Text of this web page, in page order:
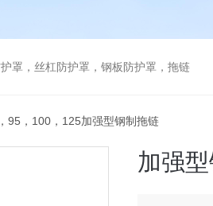
罩，丝杠防护罩，钢板防护罩，拖链
95，100，125加强型钢制拖链
加强